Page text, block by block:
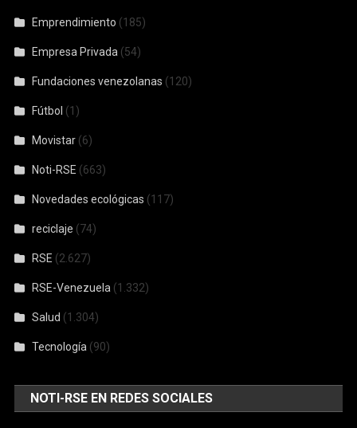
Emprendimiento (185)
Empresa Privada (54)
Fundaciones venezolanas (120)
Fútbol (1)
Movistar (6)
Noti-RSE (663)
Novedades ecológicas (117)
reciclaje (74)
RSE (2.627)
RSE-Venezuela (1.332)
Salud (1.304)
Tecnología (90)
NOTI-RSE EN REDES SOCIALES